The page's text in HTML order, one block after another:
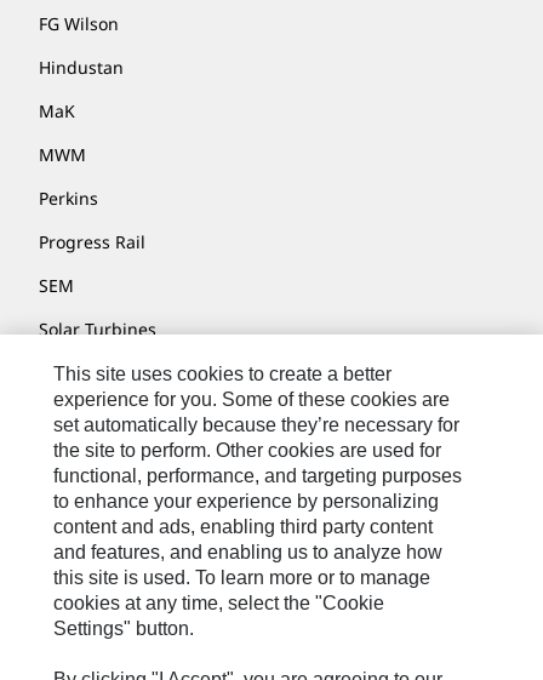
FG Wilson
Hindustan
MaK
MWM
Perkins
Progress Rail
SEM
Solar Turbines
SPM Oil & Gas
Turner Powertrain Systems
Kontakt/Imprint
Sitemap
Cookie Settings
Rechtliche Hinweise
Datenschutzerklärung
This site uses cookies to create a better
experience for you. Some of these cookies are
set automatically because they’re necessary for
the site to perform. Other cookies are used for
functional, performance, and targeting purposes
to enhance your experience by personalizing
content and ads, enabling third party content
and features, and enabling us to analyze how
this site is used. To learn more or to manage
cookies at any time, select the "Cookie
Settings" button.